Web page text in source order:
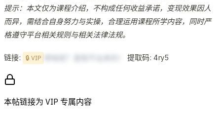
提示：本文仅为课程介绍，不构成任何收益承诺，变现效果因人
而异，需结合自身努力与实操，合理运用课程所学内容，同时严
格遵守平台相关规则与相关法律法规。
链接: 🔒 VIP 提取码: 4ry5
本帖链接为 VIP 专属内容